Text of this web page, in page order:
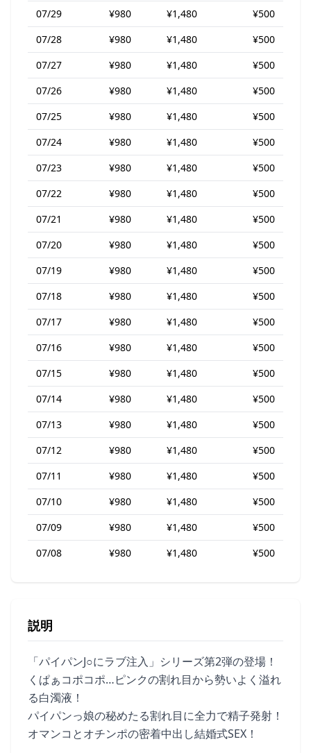
07/29 ¥980 ¥1,480
¥500
07/28
¥980 ¥1,480
¥500
07/27
¥980 ¥1,480
¥500
07/26
¥980 ¥1,480
¥500
07/25
¥980 ¥1,480
¥500
07/24
¥980 ¥1,480
¥500
07/23
¥980 ¥1,480
¥500
07/22
¥980 ¥1,480
¥500
07/21
¥980 ¥1,480
¥500
07/20
¥980 ¥1,480
¥500
07/19
¥980 ¥1,480
¥500
07/18
¥980 ¥1,480
¥500
07/17
¥980 ¥1,480
¥500
07/16
¥980 ¥1,480
¥500
07/15
¥980 ¥1,480
¥500
07/14
¥980 ¥1,480
¥500
07/13
¥980 ¥1,480
¥500
07/12
¥980 ¥1,480
¥500
07/11
¥980 ¥1,480
¥500
07/10
¥980 ¥1,480
¥500
07/09
¥980 ¥1,480
¥500
07/08
¥980 ¥1,480 ¥500
説明
「パイパンJ○にラブ注入」シリーズ第2弾の登場！
くぱぁコポコポ…ピンクの割れ目から勢いよく溢れ
る白濁液！
パイパンっ娘の秘めたる割れ目に全力で精子発射！
オマンコとオチンポの密着中出し結婚式SEX！